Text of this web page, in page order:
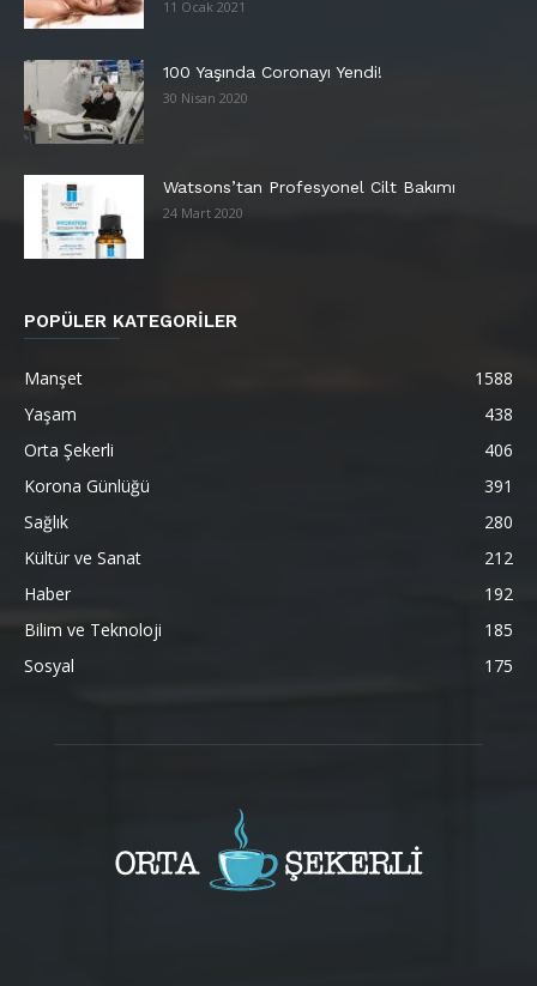
11 Ocak 2021
100 Yaşında Coronayı Yendi!
30 Nisan 2020
Watsons’tan Profesyonel Cilt Bakımı
24 Mart 2020
POPÜLER KATEGORİLER
Manşet
1588
Yaşam
438
Orta Şekerli
406
Korona Günlüğü
391
Sağlık
280
Kültür ve Sanat
212
Haber
192
Bilim ve Teknoloji
185
Sosyal
175